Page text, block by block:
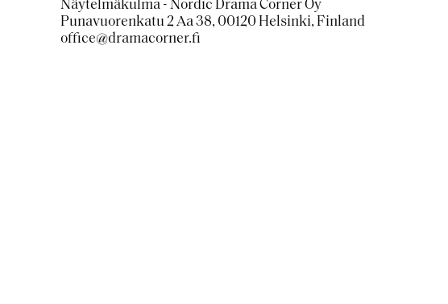
Näytelmäkulma - Nordic Drama Corner Oy
Punavuorenkatu 2 Aa 38, 00120 Helsinki, Finland
office@dramacorner.fi